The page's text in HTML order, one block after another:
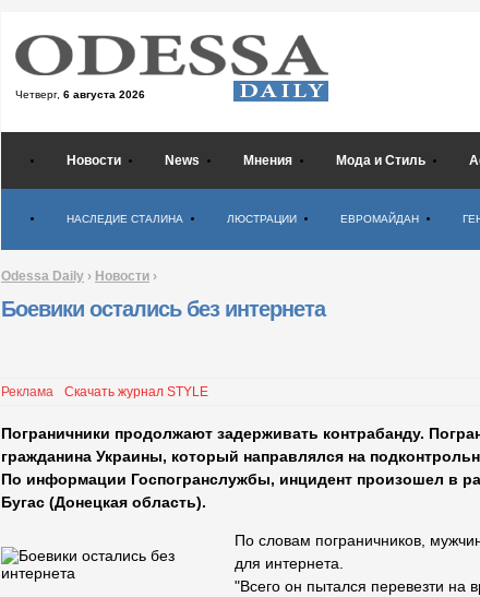
Четверг, 6 августа 2026
Новости News Мнения Мода и Стиль
НАСЛЕДИЕ СТАЛИНА ЛЮСТРАЦИИ ЕВРОМАЙДАН
Odessa Daily › Новости ›
Боевики остались без интернета
Реклама Скачать журнал STYLE
Пограничники продолжают задерживать контрабанду.
гражданина Украины, который направлялся на
По информации Госпогранслужбы, инцидент произошел в
Бугас (Донецкая область).
По словам пограничников,
для интернета.
"Всего он пытался перевезти на